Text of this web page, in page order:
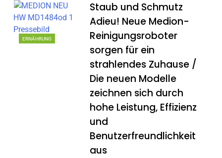
ERNÄHRUNG
Staub und Schmutz
Adieu! Neue Medion-
Reinigungsroboter
sorgen für ein
strahlendes Zuhause /
Die neuen Modelle
zeichnen sich durch
hohe Leistung, Effizienz
und
Benutzerfreundlichkeit
aus